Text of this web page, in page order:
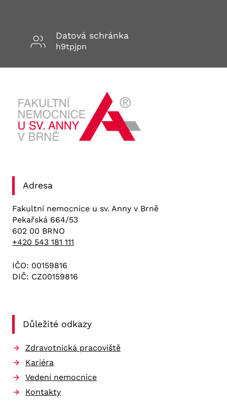
Datová schránka
h9tpjpn
Adresa
Fakultní nemocnice u sv. Anny v Brně
Pekařská 664/53
602 00 BRNO
+420 543 181 111
IČO: 00159816
DIČ: CZ00159816
Důležité odkazy
Zdravotnická pracoviště
Kariéra
Vedení nemocnice
Kontakty